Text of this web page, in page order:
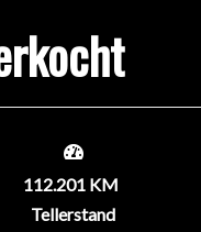
112.201 KM
Tellerstand